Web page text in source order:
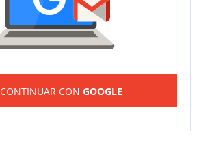
CONTINUAR CON GOOGLE